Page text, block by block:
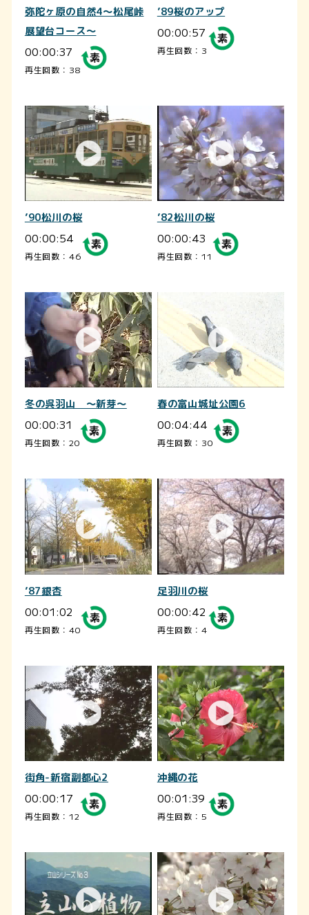
弥陀ヶ原の自然4～松尾峠
展望台コース～
00:00:37
再生回数：38
’89桜のアップ
00:00:57
再生回数：3
’90松川の桜
00:00:54
再生回数：46
’82松川の桜
00:00:43
再生回数：11
冬の呉羽山 ～新芽～
00:00:31
再生回数：20
春の富山城址公園6
00:04:44
再生回数：30
’87銀杏
00:01:02
再生回数：40
足羽川の桜
00:00:42
再生回数：4
街角-新宿副都心2
00:00:17
再生回数：12
沖縄の花
00:01:39
再生回数：5